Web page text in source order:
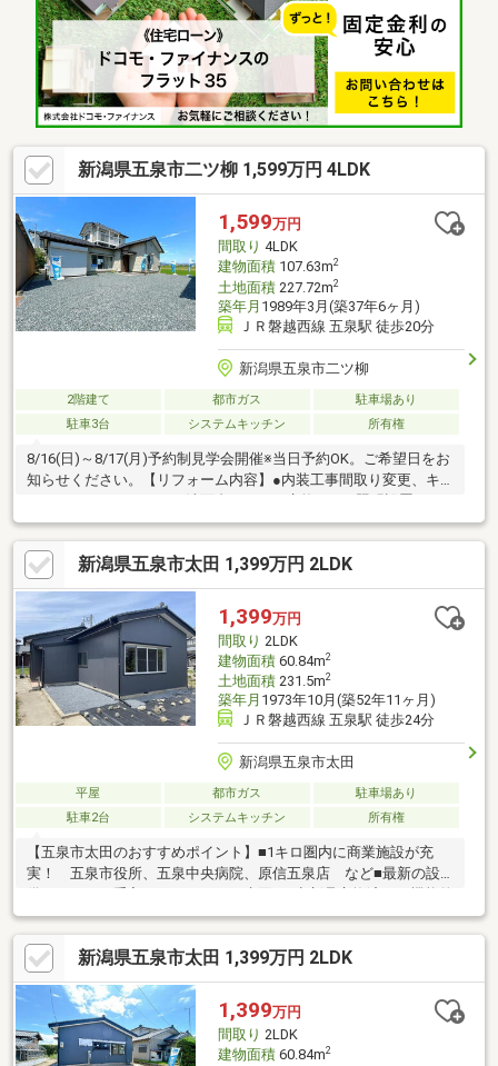
新潟県五泉市二ツ柳 1,599万円 4LDK
1,599万円
間取り 4LDK
建物面積107.63m2
土地面積227.72m2
築年月 1989年3月(築37年6ヶ月)
ＪＲ磐越西線 五泉駅 徒歩20分
新潟県五泉市二ツ柳
2階建て 都市ガス
駐車場あり
駐車3台
システムキッチン 所有権
8/16(日)～8/17(月)予約制見学会開催※当日予約OK。ご希望日をお
知らせください。【リフォーム内容】●内装工事間取り変更、キ
ーニング、漏電点検、設備点検、雨漏り点検、漏水点検【おすす
めポイント】・シロアリ防除工事施工後5年間保証・返済額や融資
可能額など、お客様のご希望にあわせてご提案。住宅ローンが初
めての方でもお気軽にご相談ください【周辺施設】・五泉南小学
校1700ｍ（徒歩22分）・五泉中学校1400ｍ（徒歩18分）
新潟県五泉市太田 1,399万円 2LDK
1,399万円
間取り 2LDK
建物面積60.84m2
土地面積231.5m2
築年月 1973年10月(築52年11ヶ月)
ＪＲ磐越西線 五泉駅 徒歩24分
新潟県五泉市太田
平屋 都市ガス
駐車場あり
駐車2台
システムキッチン 所有権
【五泉市太田のおすすめポイント】■1キロ圏内に商業施設が充
実！ 五泉市役所、五泉中央病院、原信五泉店 など■最新の設
♪■耐震補強工事を実施！見えない部分も安心♪【リフォーム内
容】耐震補強工事、間取り変更、キッチン、ユニットバス、洗面
台、トイレ交換、LED照明設置クリーニング、漏電点検、設備点
検、雨漏り点検、漏水点検、外壁塗装、屋根塗装当社ホームペー
ジではSUUMOには載っていない物件資料を確認することができ
ます♪住宅に関することなら、「年間取引件数500件以上」の実績
があるハーバーエステートになんでもご相談ください。
新潟県五泉市太田 1,399万円 2LDK
1,399万円
間取り 2LDK
建物面積60.84m2